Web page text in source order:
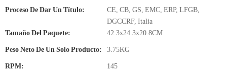
Proceso De Dar Un Título:
CE, CB, GS, EMC, ERP, LFGB,
DGCCRF, Italia
Tamaño Del Paquete:
42.3x24.3x20.8CM
Peso Neto De Un Solo Producto: 3.75KG
RPM: 145